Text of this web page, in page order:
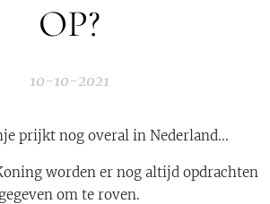
OP?
10-10-2021
prijkt nog overal in Nederland...
worden er nog altijd opdrachten
gegeven om te roven.